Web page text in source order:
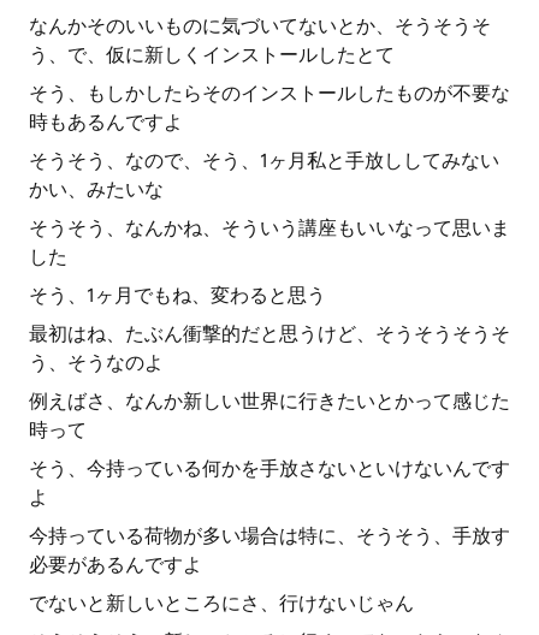
なんかそのいいものに気づいてないとか、そうそうそ
う、で、仮に新しくインストールしたとて
そう、もしかしたらそのインストールしたものが不要な
時もあるんですよ
そうそう、なので、そう、1ヶ月私と手放ししてみない
かい、みたいな
そうそう、なんかね、そういう講座もいいなって思いま
した
そう、1ヶ月でもね、変わると思う
最初はね、たぶん衝撃的だと思うけど、そうそうそうそ
う、そうなのよ
例えばさ、なんか新しい世界に行きたいとかって感じた
時って
そう、今持っている何かを手放さないといけないんです
よ
今持っている荷物が多い場合は特に、そうそう、手放す
必要があるんですよ
でないと新しいところにさ、行けないじゃん